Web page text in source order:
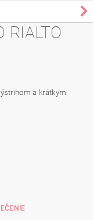
RIALTO
a krátkym